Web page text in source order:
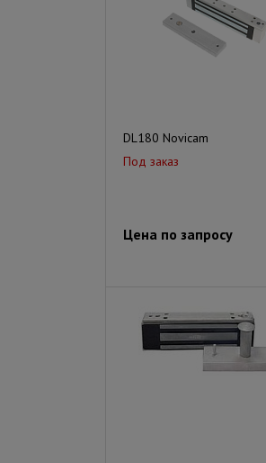
DL180 Novicam
Под заказ
Цена по запросу